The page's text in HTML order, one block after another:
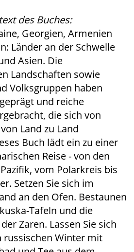
des Buches:
Georgien, Armenien
Länder an der Schwelle
Asien. Die
Landschaften sowie
Volksgruppen haben
und reiche
die sich von
Land zu Land
Buch lädt ein zu einer
Reise - von den
vom Polarkreis bis
Setzen Sie sich im
an den Ofen. Bestaunen
Tafeln und die
Zaren. Lassen Sie sich
Winter mit